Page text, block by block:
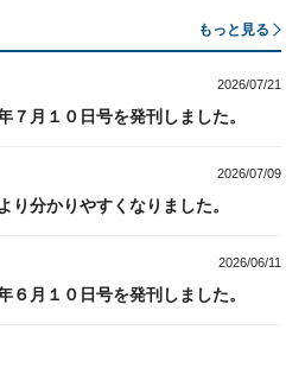
もっと見る
2026/07/21
７月１０日号を発刊しました。
2026/07/09
り分かりやすくなりました。
2026/06/11
６月１０日号を発刊しました。